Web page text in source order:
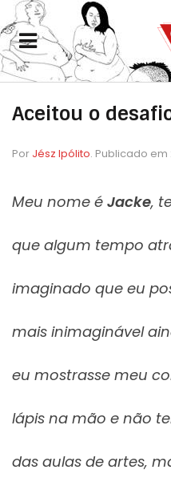
Aceitou o
Por Jész Ipólito. Publicado em
Meu nome é Jacke,
que algum tempo
imaginado que eu
mais inimaginável
eu mostrasse meu
lápis na mão e não
das aulas de artes,